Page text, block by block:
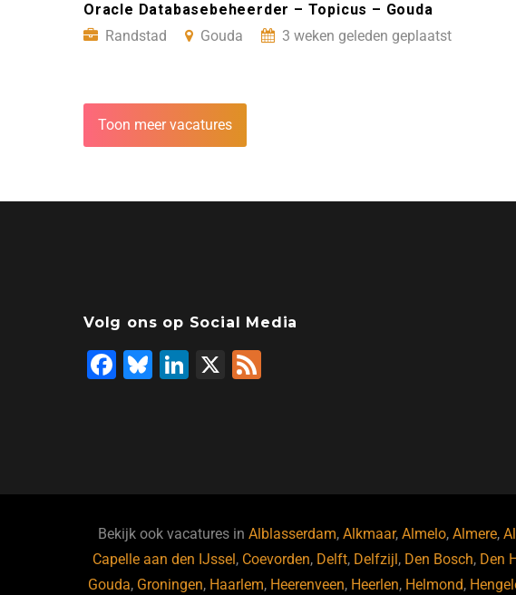
Oracle Databasebeheerder – Topicus – Gouda
Randstad
Gouda 3 weken geleden geplaatst
Toon meer vacatures
Volg ons op Social Media
F
o
k
Bl
Li
X
Bekijk ook vacatures in Alblasserdam, Alkmaar, Almelo, Almere,
Capelle aan den IJssel , Coevorden, Delft, Delfzijl , Den Bosch, Den
Gouda, Groningen, Haarlem, Heerenveen, Heerlen, Helmond,